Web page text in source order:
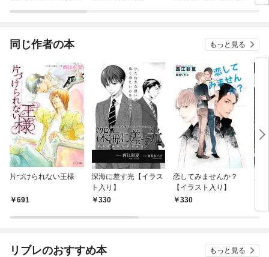
同じ作者の本 もっと見る
片づけられない王様
691
深海に差す光【イラス
ト入り】
330
恋してみませんか？
【イラスト入り】
330
リブレのおすすめ本 もっと見る